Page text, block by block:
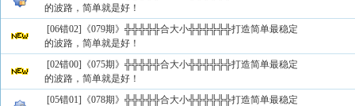
的波路，简单就是好！
[06错02]《079期》╬╬╬╬╬合大小╬╬╬╬╬╬打造简单最稳定
的波路，简单就是好！
[02错00]《075期》╬╬╬╬╬合大小╬╬╬╬╬╬打造简单最稳定
的波路，简单就是好！
[05错01]《078期》╬╬╬╬╬合大小╬╬╬╬╬╬打造简单最稳定